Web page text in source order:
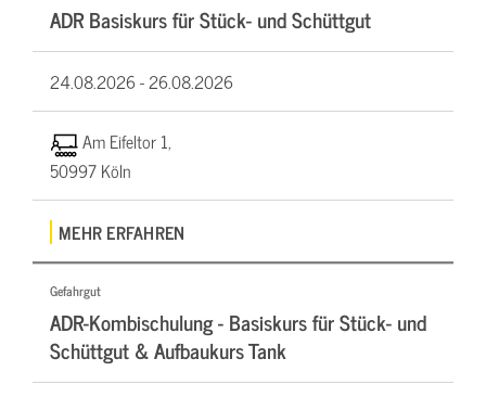
ADR Basiskurs für Stück- und Schüttgut
24.08.2026 -26.08.2026
Am Eifeltor 1,
50997 Köln
MEHR ERFAHREN
Gefahrgut
ADR-Kombischulung - Basiskurs für Stück- und
Schüttgut & Aufbaukurs Tank